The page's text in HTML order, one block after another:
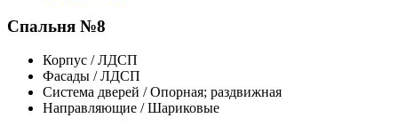
Спальня №8
Корпус / ЛДСП
Фасады / ЛДСП
Система дверей / Опорная; раздвижная
Направляющие / Шариковые